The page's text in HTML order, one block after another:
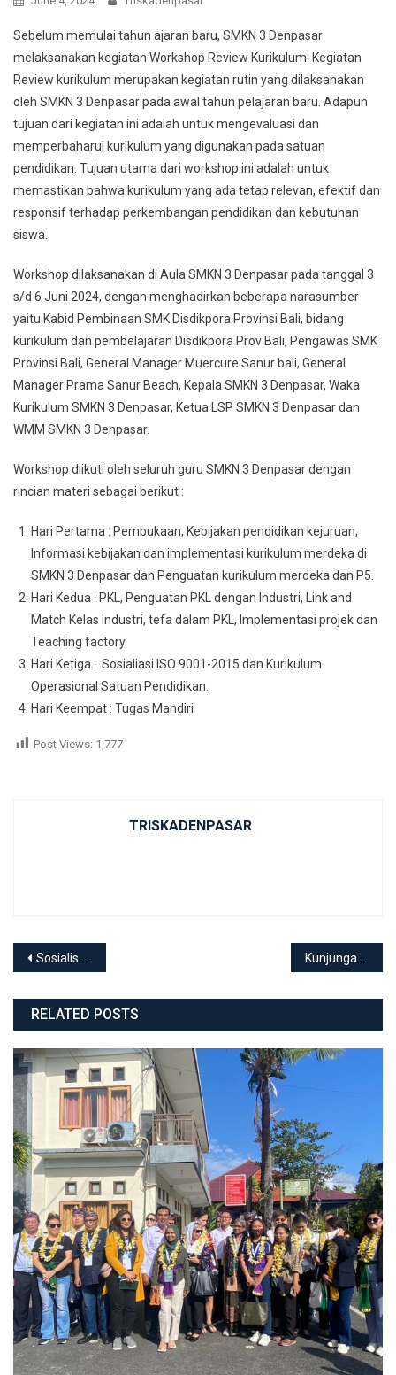
Sebelum memulai tahun ajaran baru, SMKN 3 Denpasar
melaksanakan kegiatan Workshop Review Kurikulum. Kegiatan
Review kurikulum merupakan kegiatan rutin yang dilaksanakan
oleh SMKN 3 Denpasar pada awal tahun pelajaran baru. Adapun
tujuan dari kegiatan ini adalah untuk mengevaluasi dan
memperbaharui kurikulum yang digunakan pada satuan
pendidikan. Tujuan utama dari workshop ini adalah untuk
memastikan bahwa kurikulum yang ada tetap relevan, efektif dan
responsif terhadap perkembangan pendidikan dan kebutuhan
siswa.
Workshop dilaksanakan di Aula SMKN 3 Denpasar pada tanggal 3
s/d 6 Juni 2024, dengan menghadirkan beberapa narasumber
yaitu Kabid Pembinaan SMK Disdikpora Provinsi Bali, bidang
kurikulum dan pembelajaran Disdikpora Prov Bali, Pengawas SMK
Provinsi Bali, General Manager Muercure Sanur bali, General
Manager Prama Sanur Beach, Kepala SMKN 3 Denpasar, Waka
Kurikulum SMKN 3 Denpasar, Ketua LSP SMKN 3 Denpasar dan
WMM SMKN 3 Denpasar.
Workshop diikuti oleh seluruh guru SMKN 3 Denpasar dengan
rincian materi sebagai berikut :
Hari Pertama : Pembukaan, Kebijakan pendidikan kejuruan,
Informasi kebijakan dan implementasi kurikulum merdeka di
SMKN 3 Denpasar dan Penguatan kurikulum merdeka dan P5.
Hari Kedua : PKL, Penguatan PKL dengan Industri, Link and
Match Kelas Industri, tefa dalam PKL, Implementasi projek dan
Teaching factory.
Hari Ketiga : Sosialiasi ISO 9001-2015 dan Kurikulum
Operasional Satuan Pendidikan.
Hari Keempat : Tugas Mandiri
Post Views: 1,777
TRISKADENPASAR
Post navigation
Sosialisasi Kompetensi Keahlian Tata Busana di Beberapa SMP
RELATED POSTS